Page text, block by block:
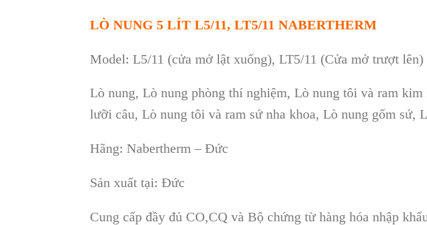
LÒ NUNG 5 LÍT L5/11, LT5/11 NABERTHERM
Model: L5/11 (cửa mở lật xuống), LT5/11 (Cửa mở trượt lên)
Lò nung, Lò nung phòng thí nghiệm, Lò nung tôi và ram
lưỡi câu, Lò nung tôi và ram sứ nha khoa, Lò nung gốm sứ,
Hãng: Nabertherm – Đức
Sản xuất tại: Đức
Cung cấp đầy đủ CO,CQ và Bộ chứng từ hàng hóa nhập